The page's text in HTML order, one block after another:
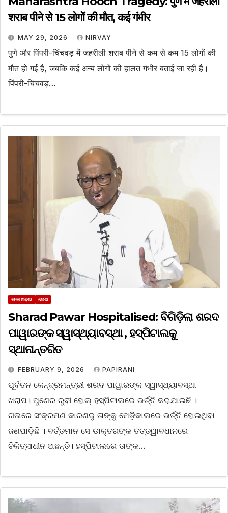
शराब पीने से 15 लोगों की मौत, कई गंभीर
MAY 29, 2026 NIRVAY
पुणे और पिंपरी-चिंचवड़ में जहरीली शराब पीने से कम से कम 15 लोगों की
मौत हो गई है, जबकि कई अन्य लोगों की हालत गंभीर बताई जा रही है।
पिंपरी-चिंचवड़…
ତାଜା ଖବର ଦେଶ
Sharad Pawar Hospitalised: ବିଗିଡ଼ିଲା ଶରଦ
ପାୱାରଙ୍କ ସ୍ୱାସ୍ଥ୍ୟାବସ୍ଥା , ହସ୍ପିଟାଲକୁ
ସ୍ଥାନାନ୍ତରିତ
FEBRUARY 9, 2026 PAPIRANI
ପୂର୍ବତନ କେନ୍ଦ୍ରମନ୍ତ୍ରୀ ଶରଦ ପାୱାରଙ୍କ ସ୍ୱାସ୍ଥ୍ୟାବସ୍ଥା
ଖରାପ। ପୁଣେର ରୁବୀ ହୋଲ୍ ହସ୍ପିଟାଲରେ ଭର୍ତ୍ତି କରାଯାଇଛି ।
ଗଳାରେ ସଂକ୍ରମଣ କାରଣରୁ ତାଙ୍କୁ ମେଡ଼ିକାଲରେ ଭର୍ତ୍ତି ହୋଇଥିବା
ଜଣପାଡ଼ିଛି । ବର୍ତ୍ତମାନ ସେ ଡାକ୍ତରଙ୍କ ତତ୍ତ୍ୱାବଧାନରେ
ଚିକିତ୍ସାଧୀନ ଅଛନ୍ତି। ହସ୍ପିଟାଲରେ ତାଙ୍କ…